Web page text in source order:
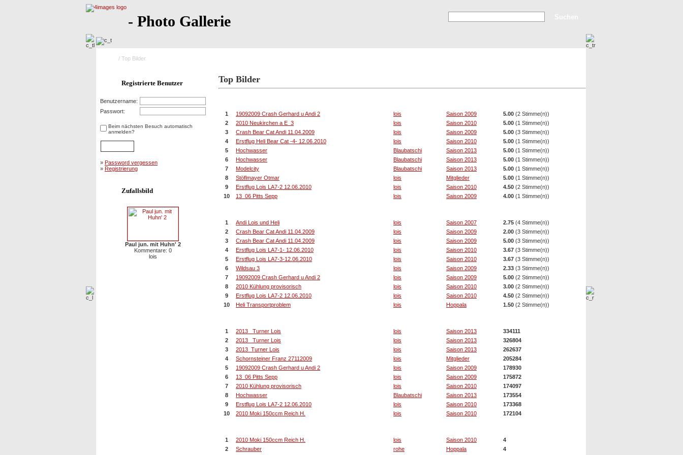
- Photo Gallerie
/ Top Bilder
Registrierte Benutzer
Benutzername:
Passwort:
Beim nächsten Besuch automatisch
anmelden?
» Password vergessen
» Registrierung
Zufallsbild
Paul jun. mit Huhn' 2
Kommentare: 0
lois
Top Bilder
1 19092009 Crash Gerhard u Andi 2 lois Saison 2009 5.00 (2 Stimme(n))
2
2010 Neukirchen a E_3 lois Saison 2010 5.00 (1 Stimme(n))
3
Crash Bear Cat Andi 11.04.2009 lois Saison 2009 5.00 (3 Stimme(n))
4
Erstflug Heli Bear Cat -4- 12.06.2010 lois Saison 2010 5.00 (1 Stimme(n))
5
Hochwasser Blaubatschi Saison 2013 5.00 (1 Stimme(n))
6
Hochwasser Blaubatschi Saison 2013 5.00 (1 Stimme(n))
7
Modelcity Blaubatschi Saison 2013 5.00 (1 Stimme(n))
8
Stöflmayer Otmar lois Mitglieder 5.00 (1 Stimme(n))
9
Erstflug Lois LA7-2 12.06.2010 lois Saison 2010 4.50 (2 Stimme(n))
10
13_06 Pitts Sepp lois Saison 2009 4.00 (1 Stimme(n))
1 Andi Lois und Heli lois Saison 2007 2.75 (4 Stimme(n))
2
Crash Bear Cat Andi 11.04.2009 lois Saison 2009 2.00 (3 Stimme(n))
3
Crash Bear Cat Andi 11.04.2009 lois Saison 2009 5.00 (3 Stimme(n))
4
Erstflug Lois LA7-1- 12.06.2010 lois Saison 2010 3.67 (3 Stimme(n))
5
Erstflug Lois LA7-3-12.06.2010 lois Saison 2010 3.67 (3 Stimme(n))
6
Wildsau 3 lois Saison 2009 2.33 (3 Stimme(n))
7
19092009 Crash Gerhard u Andi 2 lois Saison 2009 5.00 (2 Stimme(n))
8
2010 Kühlung provisorisch lois Saison 2010 3.00 (2 Stimme(n))
9
Erstflug Lois LA7-2 12.06.2010 lois Saison 2010 4.50 (2 Stimme(n))
10
Heli Transportproblem lois Hoppala 1.50 (2 Stimme(n))
1 2013_ Turner Lois lois Saison 2013
334111
2
2013_ Turner Lois lois Saison 2013
326804
3
2013_Turner Lois lois Saison 2013
262637
4
Schornsteiner Franz 27112009 lois Mitglieder
205284
5
19092009 Crash Gerhard u Andi 2 lois Saison 2009
178930
6
13_06 Pitts Sepp lois Saison 2009
175872
7
2010 Kühlung provisorisch lois Saison 2010
174097
8
Hochwasser Blaubatschi Saison 2013
173554
9
Erstflug Lois LA7-2 12.06.2010 lois Saison 2010
173368
10
2010 Moki 150ccm Reich H. lois Saison 2010 172104
1 2010 Moki 150ccm Reich H. lois Saison 2010
4
2
Schrauber rohe Hoppala 4